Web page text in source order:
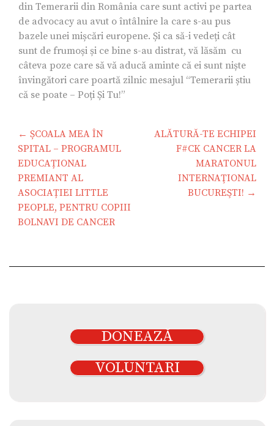
din Temerarii din România care sunt activi pe partea
de advocacy au avut o întâlnire la care s-au pus
bazele unei mișcări europene. Și ca să-i vedeți cât
sunt de frumoși și ce bine s-au distrat, vă lăsăm cu
câteva poze care să vă aducă aminte că ei sunt niște
învingători care poartă zilnic mesajul “Temerarii știu
că se poate – Poți Și Tu!”
Navigare
în
articole
← ȘCOALA MEA ÎN
SPITAL – PROGRAMUL
EDUCAȚIONAL
PREMIANT AL
ASOCIAȚIEI LITTLE
PEOPLE, PENTRU COPIII
BOLNAVI DE CANCER
ALĂTURĂ-TE ECHIPEI
F#CK CANCER LA
MARATONUL
INTERNAŢIONAL
BUCUREŞTI! →
DONEAZĂ
VOLUNTARI